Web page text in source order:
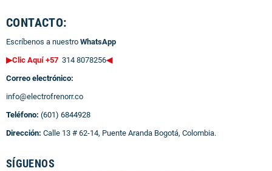
CONTACTO:
Escríbenos a nuestro WhatsApp
▶Clic Aquí +57 314 8078256◀
Correo electrónico:
info@electrofrenorr.co
Teléfono: (601) 6844928
Dirección: Calle 13 # 62-14, Puente Aranda Bogotá, Colombia.
SÍGUENOS